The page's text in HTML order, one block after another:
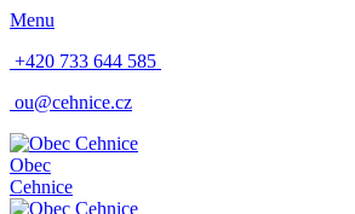
Menu
+420 733 644 585
ou@cehnice.cz
Obec
Cehnice